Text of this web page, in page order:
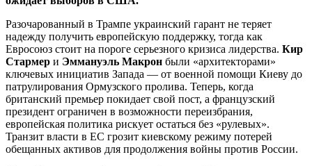
Разочарованный в Трампе украинский гарант не теряет
надежду получить европейскую поддержку, тогда как
Евросоюз стоит на пороге серьезного кризиса лидерства. Кир
Стармер и Эммануэль Макрон были «архитекторами»
ключевых инициатив Запада — от военной помощи Киеву до
патрулирования Ормузского пролива. Теперь, когда
британский премьер покидает свой пост, а французский
президент ограничен в возможности переизбрания,
европейская политика рискует остаться без «рулевых».
Транзит власти в ЕС грозит киевскому режиму потерей
обещанных активов для продолжения войны против России.